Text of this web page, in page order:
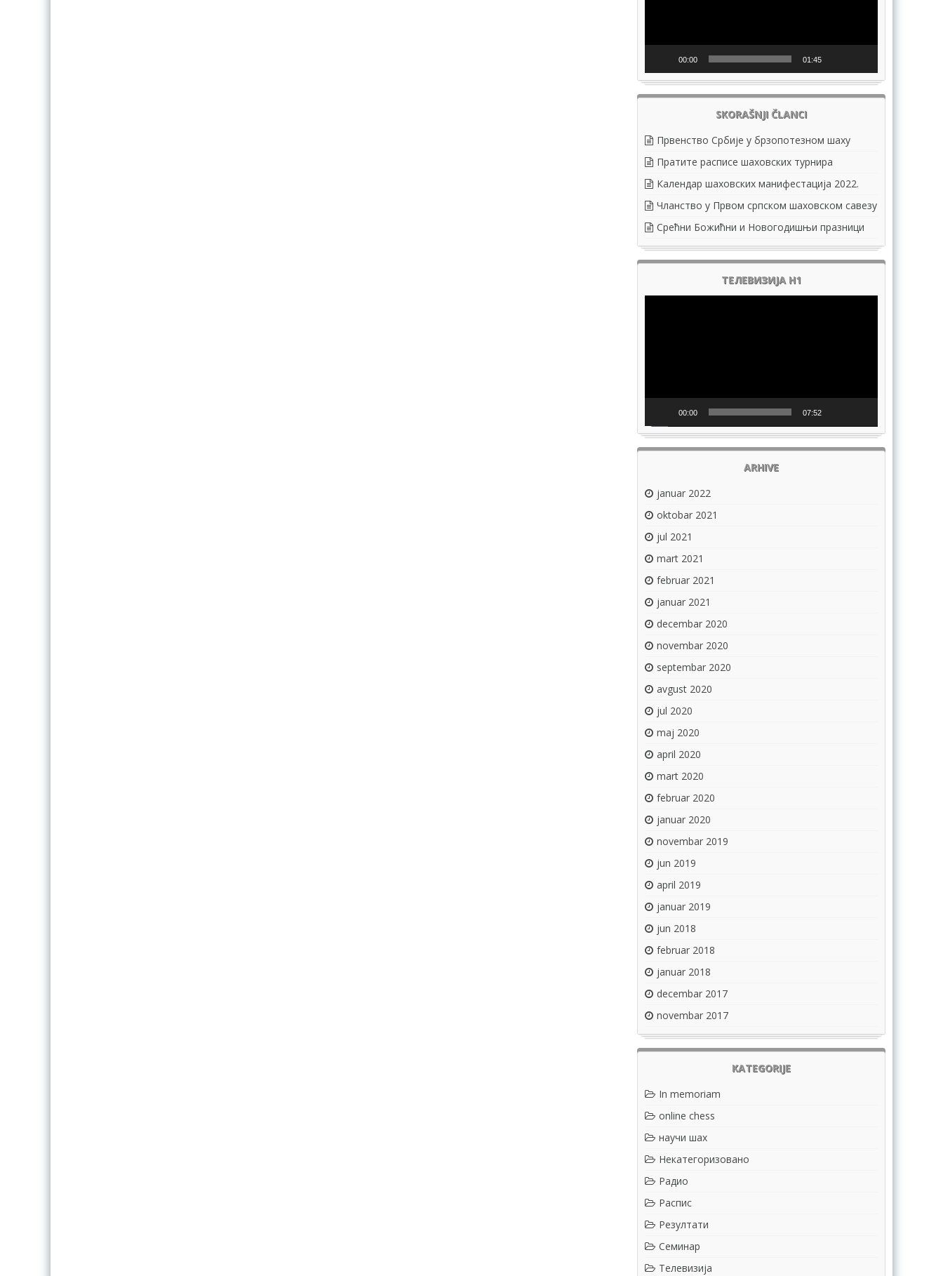
00:00 01:45
SKORAŠNJI ČLANCI
Првенство Србије у брзопотезном шаху
Пратите расписе шаховских турнира
Календар шаховских манифестација 2022.
Чланство у Првом српском шаховском савезу
Срећни Божићни и Новогодишњи празници
ТЕЛЕВИЗИЈА Н1
00:00 07:52
ARHIVE
januar 2022
oktobar 2021
jul 2021
mart 2021
februar 2021
januar 2021
decembar 2020
novembar 2020
septembar 2020
avgust 2020
jul 2020
maj 2020
april 2020
mart 2020
februar 2020
januar 2020
novembar 2019
jun 2019
april 2019
januar 2019
jun 2018
februar 2018
januar 2018
decembar 2017
novembar 2017
KATEGORIJE
In memoriam
online chess
научи шах
Некатегоризовано
Радио
Распис
Резултати
Семинар
Телевизија